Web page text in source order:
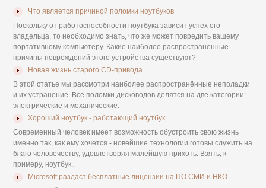
Что является причиной поломки ноутбуков
Поскольку от работоспособности ноутбука зависит успех его
владельца, то необходимо знать, что же может повредить вашему
портативному компьютеру. Какие наиболее распространенные
причины повреждений этого устройства существуют?
Новая жизнь старого CD-привода.
В этой статье мы рассмотри наиболее распространённые неполадки
и их устранение. Все поломки дисководов делятся на две категории:
электрические и механические.
Хороший ноутбук - работающий ноутбук…
Современный человек имеет возможность обустроить свою жизнь
именно так, как ему хочется - новейшие технологии готовы служить на
благо человечеству, удовлетворяя малейшую прихоть. Взять, к
примеру, ноутбук..
Microsoft раздаст бесплатные лицензии на ПО СМИ и НКО